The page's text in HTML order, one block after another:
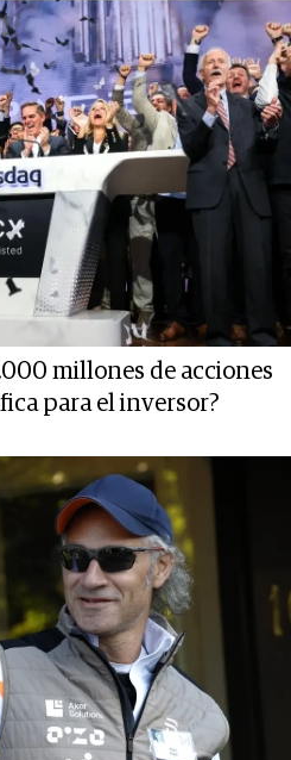
millones de acciones
para el inversor?